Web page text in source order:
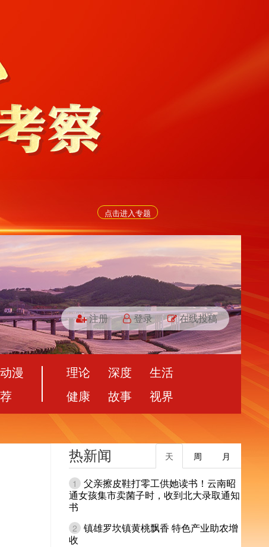
点击进入专题
注册 登录 在线投稿
动漫
理论 深度
生活
健康
故事 视界
热新闻 月
周
天
1
父亲擦皮鞋打零工供她读书！云南昭
通女孩集市卖菌子时，收到北大录取通知
书
2 镇雄罗坎镇黄桃飘香 特色产业助农增
收